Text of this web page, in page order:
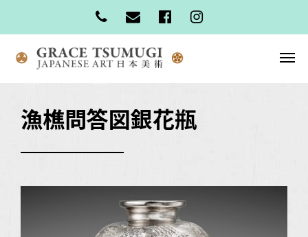
漁樵問答図銀花瓶